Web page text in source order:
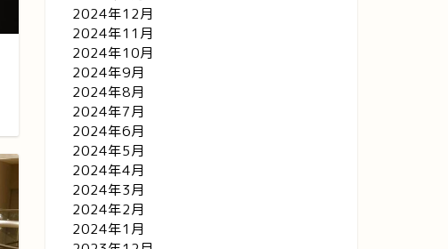
2024年12月
2024年11月
2024年10月
2024年9月
2024年8月
2024年7月
2024年6月
2024年5月
2024年4月
2024年3月
2024年2月
2024年1月